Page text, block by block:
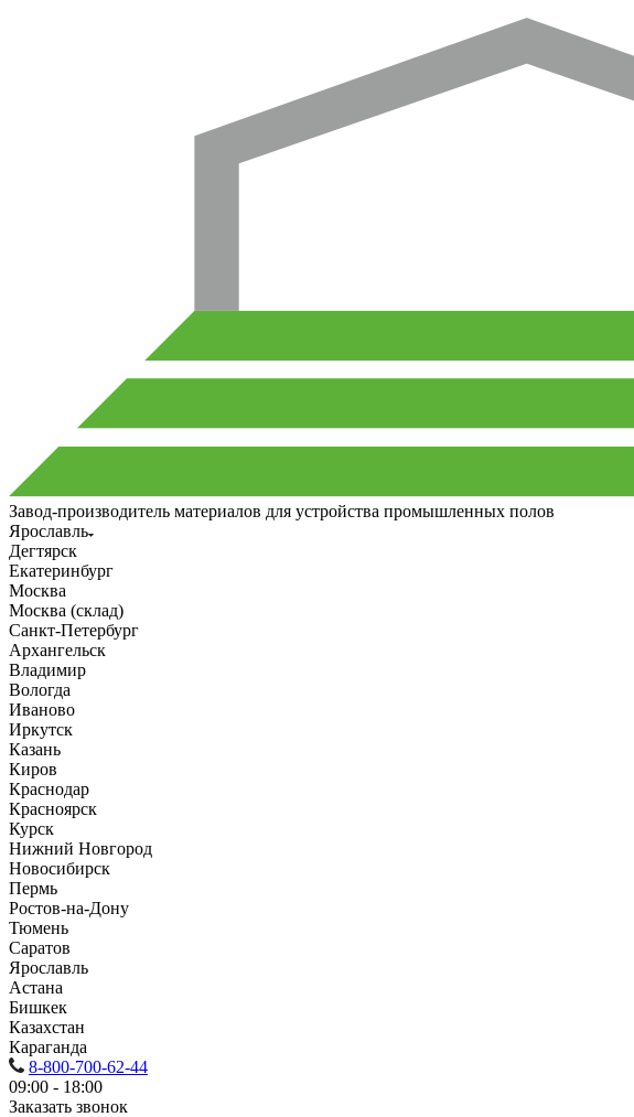
Завод-производитель материалов для устройства промышленных полов
Ярославль
Дегтярск
Екатеринбург
Москва
Москва (склад)
Санкт-Петербург
Архангельск
Владимир
Вологда
Иваново
Иркутск
Казань
Киров
Краснодар
Красноярск
Курск
Нижний Новгород
Новосибирск
Пермь
Ростов-на-Дону
Тюмень
Саратов
Ярославль
Астана
Бишкек
Казахстан
Караганда
8-800-700-62-44
09:00 - 18:00
Заказать звонок